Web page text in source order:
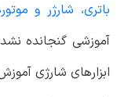
باتری، شارژر و
آموزشی گنجانده
ابزارهای شارژی